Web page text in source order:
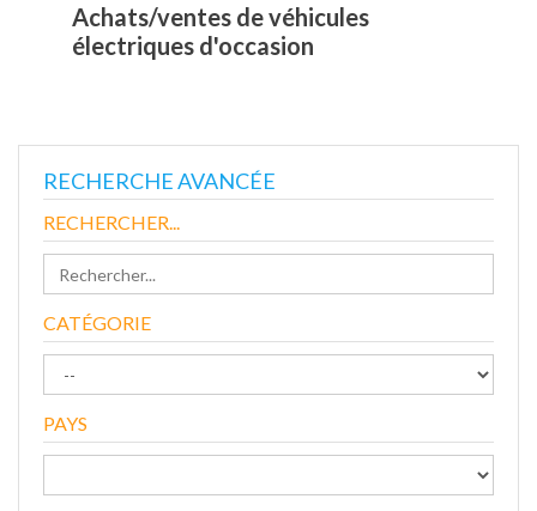
Achats/ventes de véhicules
électriques d'occasion
RECHERCHE AVANCÉE
RECHERCHER...
CATÉGORIE
PAYS